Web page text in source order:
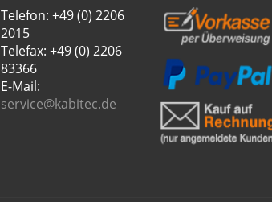
Telefon: +49 (0) 2206
2015
Telefax: +49 (0) 2206
83366
E-Mail:
service@kabitec.de